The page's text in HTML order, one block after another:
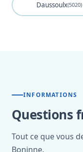
Daussoulx(5020)
INFORMATIONS
Questions
Tout ce que vous
Boninne.